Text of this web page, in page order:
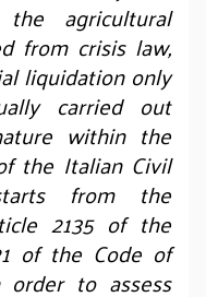
agricultural
from crisis law,
liquidation only
carried out
within the
the Italian Civil
from the
2135 of the
of the Code of
order to assess